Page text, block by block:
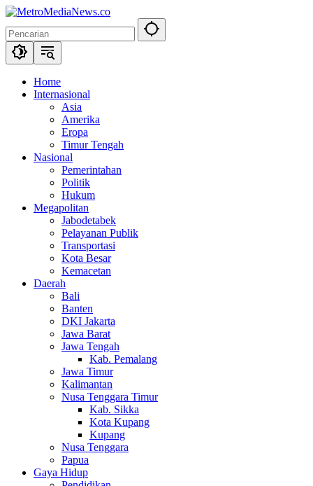
Langsung
konten
Home
Internasional
Asia
Amerika
Eropa
Timur Tengah
Nasional
Pemerintahan
Politik
Hukum
Megapolitan
Jabodetabek
Pelayanan Publik
Transportasi
Kota Besar
Kemacetan
Daerah
Bali
Banten
DKI Jakarta
Jawa Barat
Jawa Tengah
Kab. Pemalang
Jawa Timur
Kalimantan
Nusa Tenggara Timur
Kab. Sikka
Kota Kupang
Kupang
Nusa Tenggara
Papua
Gaya Hidup